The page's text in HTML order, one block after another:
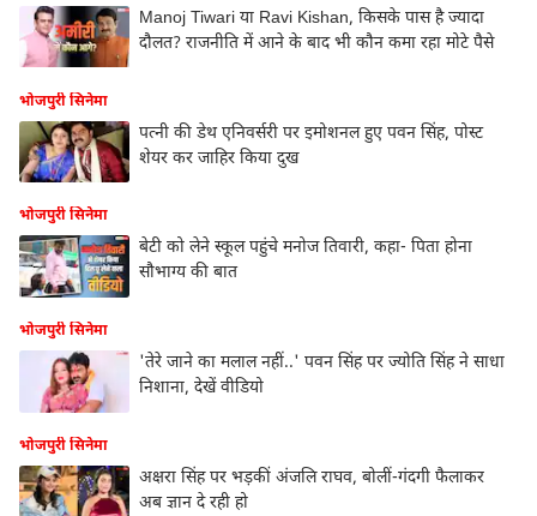
Manoj Tiwari या Ravi Kishan, किसके पास है ज्यादा
दौलत? राजनीति में आने के बाद भी कौन कमा रहा मोटे पैसे
भोजपुरी सिनेमा
पत्नी की डेथ एनिवर्सरी पर इमोशनल हुए पवन सिंह, पोस्ट
शेयर कर जाहिर किया दुख
भोजपुरी सिनेमा
बेटी को लेने स्कूल पहुंचे मनोज तिवारी, कहा- पिता होना
सौभाग्य की बात
भोजपुरी सिनेमा
'तेरे जाने का मलाल नहीं..' पवन सिंह पर ज्योति सिंह ने साधा
निशाना, देखें वीडियो
भोजपुरी सिनेमा
अक्षरा सिंह पर भड़कीं अंजलि राघव, बोलीं-गंदगी फैलाकर
अब ज्ञान दे रही हो